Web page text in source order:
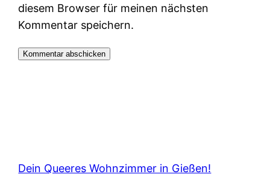
diesem Browser für meinen nächsten
Kommentar speichern.
Dein Queeres Wohnzimmer in Gießen!